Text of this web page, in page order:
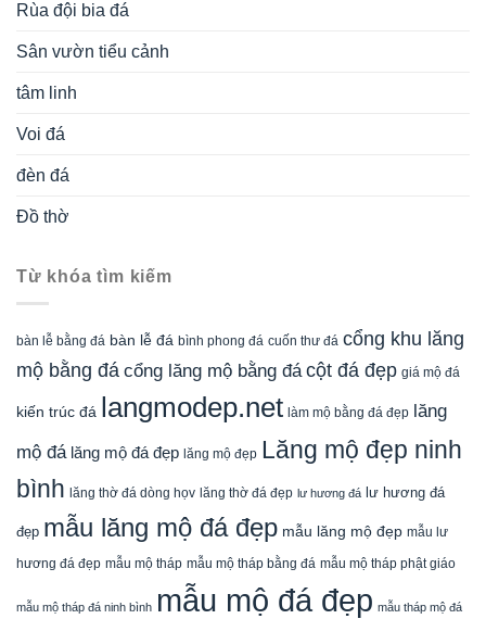
Rùa đội bia đá
Sân vườn tiểu cảnh
tâm linh
Voi đá
đèn đá
Đồ thờ
Từ khóa tìm kiếm
bàn lễ bằng đá bàn lễ đá bình phong đá cuốn thư đá cổng khu lăng
mộ bằng đá cổng lăng mộ bằng đá cột đá đẹp giá mộ đá
kiến trúc đá langmodep.net làm mộ bằng đá đẹp lăng
mộ đá lăng mộ đá đẹp lăng mộ đẹp Lăng mộ đẹp ninh
bình lăng thờ đá dòng họv lăng thờ đá đẹp lư hương đá lư hương đá
đẹp mẫu lăng mộ đá đẹp mẫu lăng mộ đẹp mẫu lư
hương đá đẹp mẫu mộ tháp mẫu mộ tháp bằng đá mẫu mộ tháp phật giáo
mẫu mộ tháp đá ninh bình mẫu mộ đá đẹp mẫu tháp mộ đá